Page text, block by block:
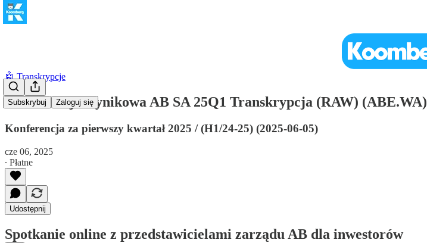
Subskrybuj Zaloguj się
🤖 Transkrypcje
Konferencja wynikowa AB SA 25Q1 Transkrypcja (RAW) (ABE.WA)
Konferencja za pierwszy kwartał 2025 / (H1/24-25) (2025-06-05)
cze 06, 2025
∙ Płatne
Udostępnij
Spotkanie online z przedstawicielami zarządu AB dla inwestorów